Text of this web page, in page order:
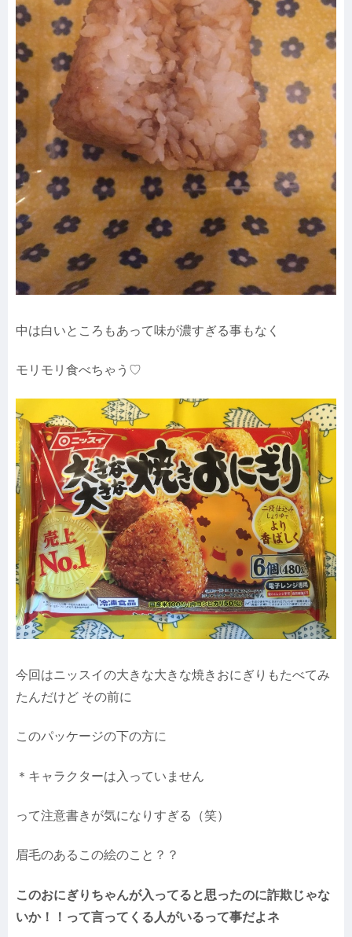
中は白いところもあって味が濃すぎる事もなく
モリモリ食べちゃう♡
今回はニッスイの大きな大きな焼きおにぎりもたべてみ
たんだけど その前に
このパッケージの下の方に
＊キャラクターは入っていません
って注意書きが気になりすぎる（笑）
眉毛のあるこの絵のこと？？
このおにぎりちゃんが入ってると思ったのに詐欺じゃな
いか！！って言ってくる人がいるって事だよネ